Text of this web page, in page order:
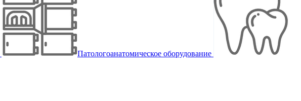
Патологоанатомическое оборудование